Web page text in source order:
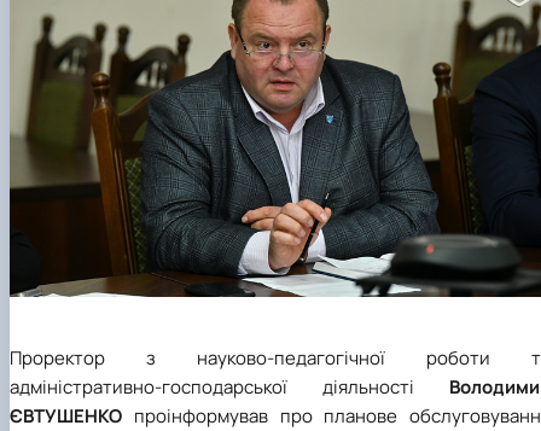
Проректор з науково-педагогічної роботи
адміністративно-господарської діяльності
ЄВТУШЕНКО проінформував про планове